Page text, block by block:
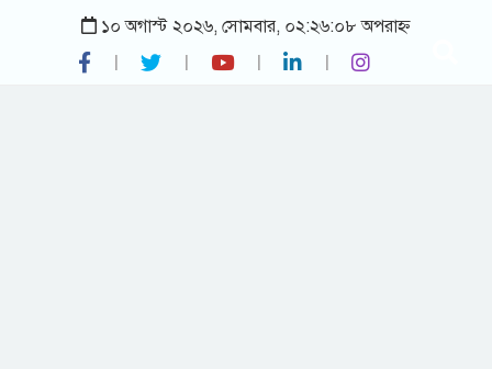
১০ অগাস্ট ২০২৬, সোমবার, ০২:২৬:০৮ অপরাহ্ন